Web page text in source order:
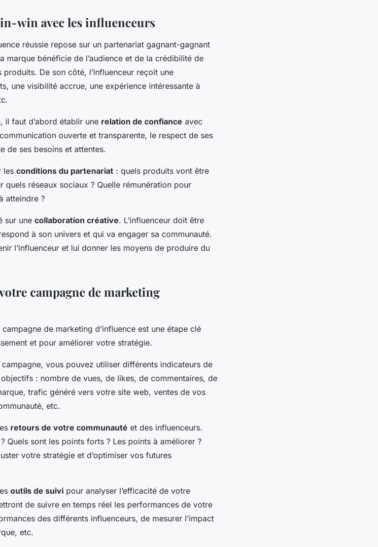
win avec les influenceurs
réussie repose sur un partenariat gagnant-gagnant
marque bénéficie de l’audience et de la crédibilité de
De son côté, l’influenceur reçoit une
une visibilité accrue, une expérience intéressante à
il faut d’abord établir une relation de confiance avec
ouverte et transparente, le respect de ses
de ses besoins et attentes.
les conditions du partenariat : quels produits vont être
quels réseaux sociaux ? Quelle rémunération pour
atteindre ?
sur une collaboration créative. L’influenceur doit être
à son univers et qui va engager sa communauté.
l’influenceur et lui donner les moyens de produire du
campagne de marketing
de marketing d’influence est une étape clé
et pour améliorer votre stratégie.
vous pouvez utiliser différents indicateurs de
: nombre de vues, de likes, de commentaires, de
trafic généré vers votre site web, ventes de vos
etc.
retours de votre communauté et des influenceurs.
Quels sont les points forts ? Les points à améliorer ?
votre stratégie et d’optimiser vos futures
outils de suivi pour analyser l’efficacité de votre
de suivre en temps réel les performances de votre
des différents influenceurs, de mesurer l’impact
etc.